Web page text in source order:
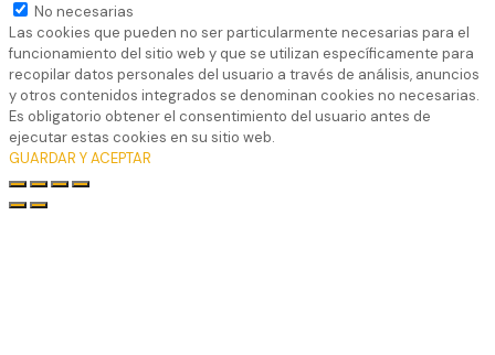
No necesarias
Las cookies que pueden no ser particularmente necesarias para el
funcionamiento del sitio web y que se utilizan específicamente para
recopilar datos personales del usuario a través de análisis, anuncios
y otros contenidos integrados se denominan cookies no necesarias.
Es obligatorio obtener el consentimiento del usuario antes de
ejecutar estas cookies en su sitio web.
GUARDAR Y ACEPTAR